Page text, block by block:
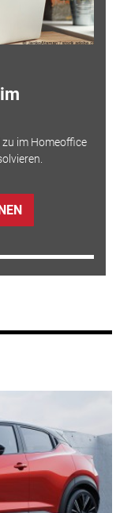
im Homeoffice